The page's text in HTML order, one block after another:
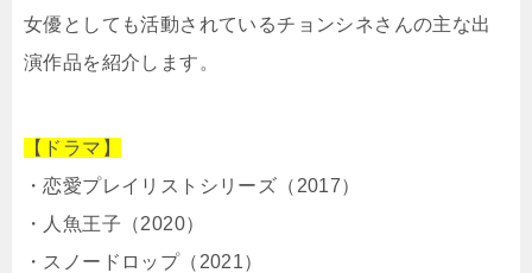
女優としても活動されているチョンシネさんの主な出
演作品を紹介します。
【ドラマ】
・恋愛プレイリストシリーズ（2017）
・人魚王子（2020）
・スノードロップ（2021）